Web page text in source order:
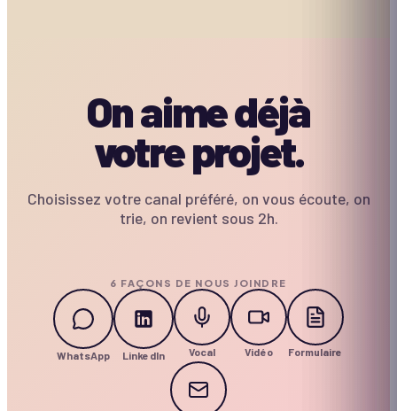
On aime déjà
votre projet.
Choisissez votre canal préféré, on vous écoute, on
trie, on revient sous 2h.
6 FAÇONS DE NOUS JOINDRE
WhatsApp LinkedIn Vocal Vidéo Formulaire